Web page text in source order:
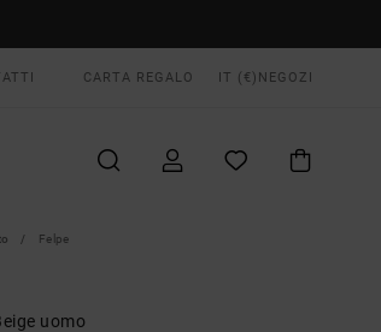
CARTA REGALO IT (€) NEGOZI
Felpe
uomo